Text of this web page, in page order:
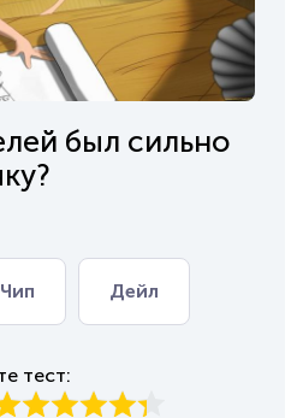
был сильно
Чип Дейл
тест: